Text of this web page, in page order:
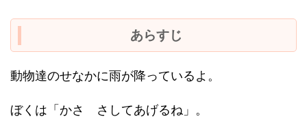
あらすじ
動物達のせなかに雨が降っているよ。
ぼくは「かさ さしてあげるね」。